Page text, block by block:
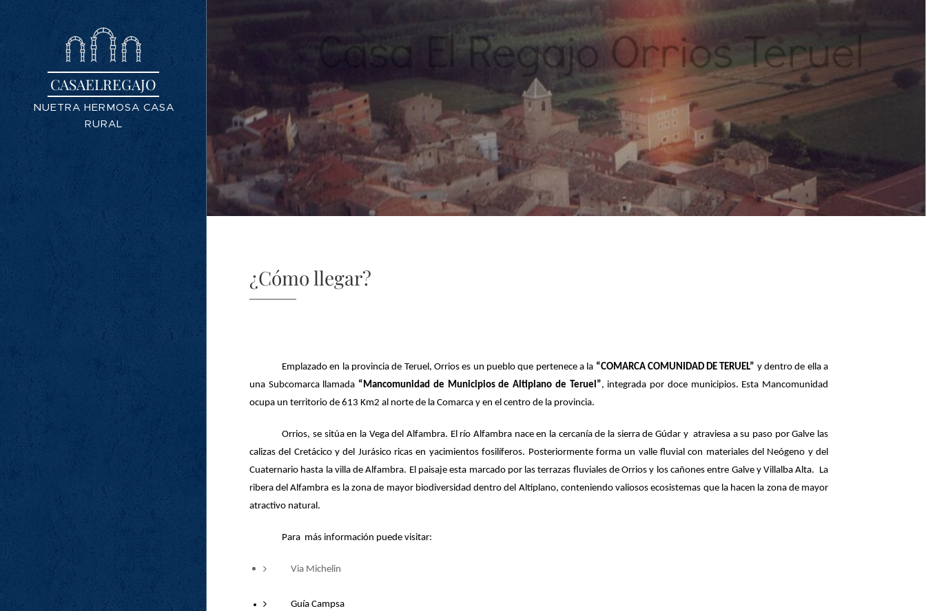
CASAELREGAJO
NUETRA HERMOSA CASA
RURAL
¿Cómo llegar?
Emplazado en la provincia de Teruel, Orrios es un pueblo que pertenece a la “COMARCA COMUNIDAD DE TERUEL” y dentro de ella a
una Subcomarcallamada “Mancomunidad de Municipios de Altiplano de Teruel”, integrada por doce municipios. Esta Mancomunidad
ocupa un territorio de 613 Km2 al norte de la Comarca y en el centro de la provincia.
Orrios, se sitúa en la Vega del Alfambra. El río Alfambra nace en la cercanía de la sierra de Gúdar y atraviesa a su paso por Galve las
calizas del Cretácico y del Jurásico ricas en yacimientos fosilíferos. Posteriormente forma un valle fluvial con materiales del Neógeno y del
Cuaternario hasta la villa de Alfambra. El paisaje esta marcado por las terrazas fluviales de Orrios y los cañones entre Galve y Villalba Alta. La
ribera del Alfambra es la zona de mayor biodiversidad dentro del Altiplano, conteniendo valiosos ecosistemas que la hacen la zona de mayor
atractivo natural.
Para más información puede visitar:
Via Michelin
Guía Campsa